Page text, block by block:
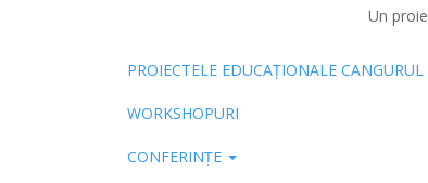
Un
Pub
PROIECTELE EDUCAȚIONALE CANGURUL
WORKSHOPURI
CONFERINȚE